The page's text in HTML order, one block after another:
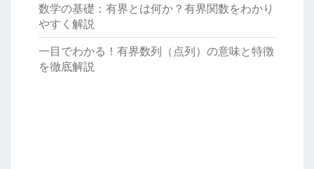
数学の基礎：有界とは何か？有界関数をわかり
やすく解説
一目でわかる！有界数列（点列）の意味と特徴
を徹底解説